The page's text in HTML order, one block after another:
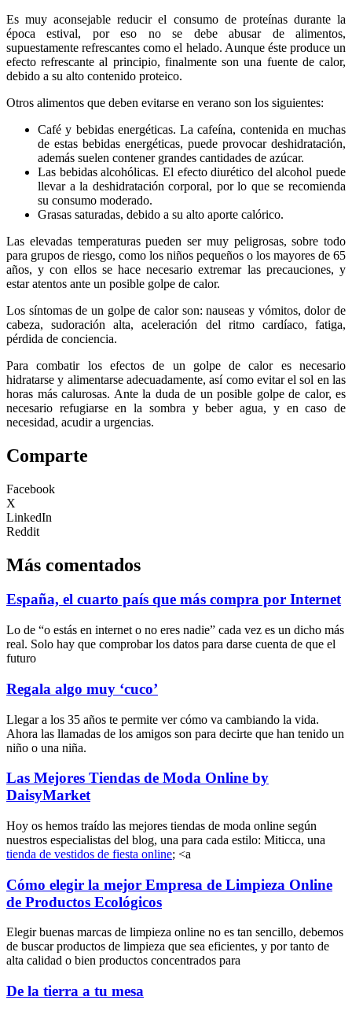
Es muy aconsejable reducir el consumo de proteínas durante la
época estival, por eso no se debe abusar de alimentos,
supuestamente refrescantes como el helado. Aunque éste produce un
efecto refrescante al principio, finalmente son una fuente de calor,
debido a su alto contenido proteico.
Otros alimentos que deben evitarse en verano son los siguientes:
Café y bebidas energéticas. La cafeína, contenida en muchas
de estas bebidas energéticas, puede provocar deshidratación,
además suelen contener grandes cantidades de azúcar.
Las bebidas alcohólicas. El efecto diurético del alcohol puede
llevar a la deshidratación corporal, por lo que se recomienda
su consumo moderado.
Grasas saturadas, debido a su alto aporte calórico.
Las elevadas temperaturas pueden ser muy peligrosas, sobre todo
para grupos de riesgo, como los niños pequeños o los mayores de 65
años, y con ellos se hace necesario extremar las precauciones, y
estar atentos ante un posible golpe de calor.
Los síntomas de un golpe de calor son: nauseas y vómitos, dolor de
cabeza, sudoración alta, aceleración del ritmo cardíaco, fatiga,
pérdida de conciencia.
Para combatir los efectos de un golpe de calor es necesario
hidratarse y alimentarse adecuadamente, así como evitar el sol en las
horas más calurosas. Ante la duda de un posible golpe de calor, es
necesario refugiarse en la sombra y beber agua, y en caso de
necesidad, acudir a urgencias.
Comparte
Facebook
X
LinkedIn
Reddit
Más comentados
España, el cuarto país que más compra por Internet
Lo de “o estás en internet o no eres nadie” cada vez es un dicho más
real. Solo hay que comprobar los datos para darse cuenta de que el
futuro
Regala algo muy ‘cuco’
Llegar a los 35 años te permite ver cómo va cambiando la vida.
Ahora las llamadas de los amigos son para decirte que han tenido un
niño o una niña.
Las Mejores Tiendas de Moda Online by
DaisyMarket
Hoy os hemos traído las mejores tiendas de moda online según
nuestros especialistas del blog, una para cada estilo: Miticca, una
tienda de vestidos de fiesta online; <a
Cómo elegir la mejor Empresa de Limpieza Online
de Productos Ecológicos
Elegir buenas marcas de limpieza online no es tan sencillo, debemos
de buscar productos de limpieza que sea eficientes, y por tanto de
alta calidad o bien productos concentrados para
De la tierra a tu mesa